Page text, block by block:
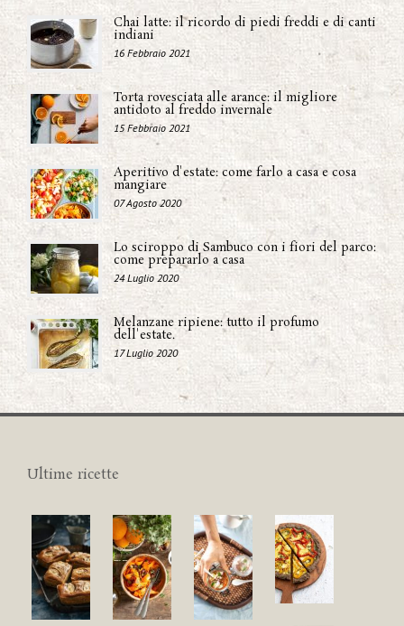
Chai latte: il ricordo di piedi freddi e di canti
indiani
16 Febbraio 2021
Torta rovesciata alle arance: il migliore
antidoto al freddo invernale
15 Febbraio 2021
Aperitivo d'estate: come farlo a casa e cosa
mangiare
07 Agosto 2020
Lo sciroppo di Sambuco con i fiori del parco:
come prepararlo a casa
24 Luglio 2020
Melanzane ripiene: tutto il profumo
dell'estate.
17 Luglio 2020
Ultime ricette